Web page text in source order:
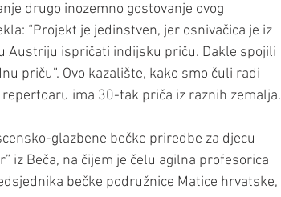
drugo inozemno gostovanje ovog
“Projekt je jedinstven, jer osnivačica je iz
Austriju ispričati indijsku priču. Dakle spojili
priču”. Ovo kazalište, kako smo čuli radi
ima 30-tak priča iz raznih zemalja.
glazbene bečke priredbe za djecu
iz Beča, na čijem je čelu agilna profesorica
bečke podružnice Matice hrvatske,